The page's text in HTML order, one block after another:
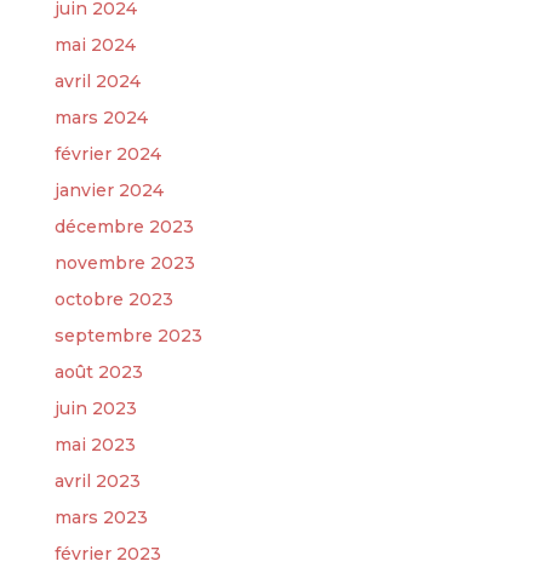
juin 2024
mai 2024
avril 2024
mars 2024
février 2024
janvier 2024
décembre 2023
novembre 2023
octobre 2023
septembre 2023
août 2023
juin 2023
mai 2023
avril 2023
mars 2023
février 2023